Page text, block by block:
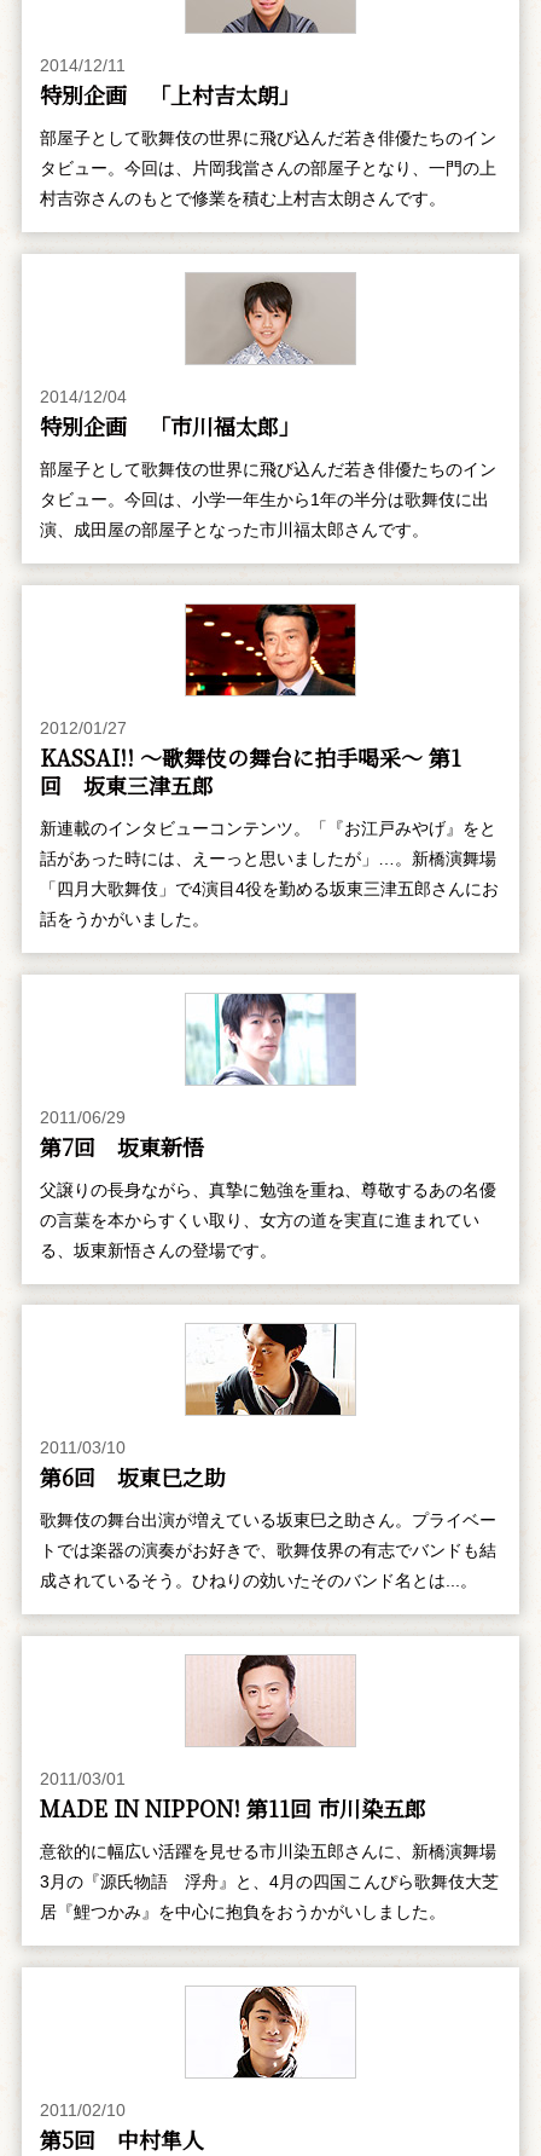
2014/12/11
特別企画 「上村吉太朗」
部屋子として歌舞伎の世界に飛び込んだ若き俳優たちのイン
タビュー。今回は、片岡我當さんの部屋子となり、一門の上
村吉弥さんのもとで修業を積む上村吉太朗さんです。
2014/12/04
特別企画 「市川福太郎」
部屋子として歌舞伎の世界に飛び込んだ若き俳優たちのイン
タビュー。今回は、小学一年生から1年の半分は歌舞伎に出
演、成田屋の部屋子となった市川福太郎さんです。
2012/01/27
KASSAI!! ～歌舞伎の舞台に拍手喝采～ 第1
回 坂東三津五郎
新連載のインタビューコンテンツ。「『お江戸みやげ』をと
話があった時には、えーっと思いましたが」…。新橋演舞場
「四月大歌舞伎」で4演目4役を勤める坂東三津五郎さんにお
話をうかがいました。
2011/06/29
第7回 坂東新悟
父譲りの長身ながら、真摯に勉強を重ね、尊敬するあの名優
の言葉を本からすくい取り、女方の道を実直に進まれてい
る、坂東新悟さんの登場です。
2011/03/10
第6回 坂東巳之助
歌舞伎の舞台出演が増えている坂東巳之助さん。プライベー
トでは楽器の演奏がお好きで、歌舞伎界の有志でバンドも結
成されているそう。ひねりの効いたそのバンド名とは...。
2011/03/01
MADE IN NIPPON! 第11回 市川染五郎
意欲的に幅広い活躍を見せる市川染五郎さんに、新橋演舞場
3月の『源氏物語 浮舟』と、4月の四国こんぴら歌舞伎大芝
居『鯉つかみ』を中心に抱負をおうかがいしました。
2011/02/10
第5回 中村隼人